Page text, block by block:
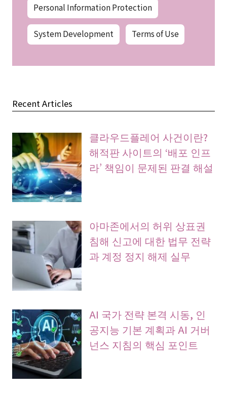
Personal Information Protection
System Development Terms of Use
Recent Articles
클라우드플레어 사건이란?
해적판 사이트의 ‘배포 인프
라’ 책임이 문제된 판결 해설
아마존에서의 허위 상표권
침해 신고에 대한 법무 전략
과 계정 정지 해제 실무
AI 국가 전략 본격 시동, 인
공지능 기본 계획과 AI 거버
넌스 지침의 핵심 포인트